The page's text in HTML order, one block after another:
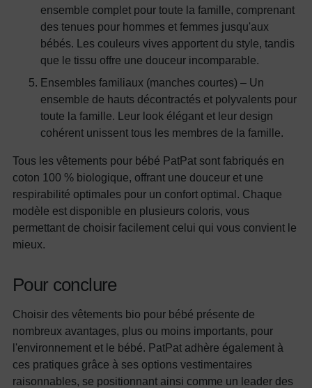
ensemble complet pour toute la famille, comprenant
des tenues pour hommes et femmes jusqu'aux
bébés. Les couleurs vives apportent du style, tandis
que le tissu offre une douceur incomparable.
Ensembles familiaux (manches courtes) – Un
ensemble de hauts décontractés et polyvalents pour
toute la famille. Leur look élégant et leur design
cohérent unissent tous les membres de la famille.
Tous les vêtements pour bébé PatPat sont fabriqués en
coton 100 % biologique, offrant une douceur et une
respirabilité optimales pour un confort optimal. Chaque
modèle est disponible en plusieurs coloris, vous
permettant de choisir facilement celui qui vous convient le
mieux.
Pour conclure
Choisir des vêtements bio pour bébé présente de
nombreux avantages, plus ou moins importants, pour
l'environnement et le bébé. PatPat adhère également à
ces pratiques grâce à ses options vestimentaires
raisonnables, se positionnant ainsi comme un leader des